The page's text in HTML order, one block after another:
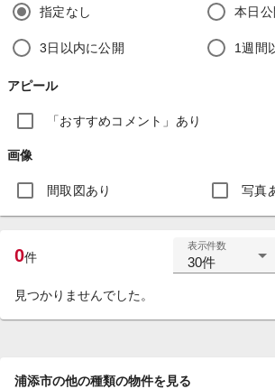
指定なし 本日公
3日以内に公開 1週間
アピール
「おすすめコメント」あり
画像
間取図あり 写真
0件
表示件数
30件
見つかりませんでした。
浦添市の他の種類の物件を見る